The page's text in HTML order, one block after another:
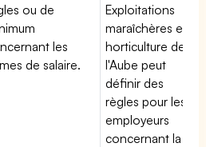
ou de
les
de salaire.
Exploitations
maraîchères et
horticulture de
l'Aube peut
définir des
règles pour les
employeurs
concernant la